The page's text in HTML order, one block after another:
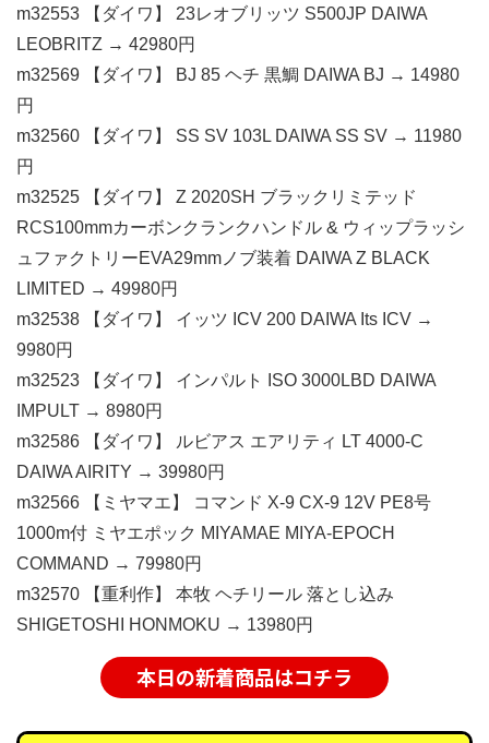
m32553 【ダイワ】 23レオブリッツ S500JP DAIWA
LEOBRITZ → 42980円
m32569 【ダイワ】 BJ 85 ヘチ 黒鯛 DAIWA BJ → 14980
円
m32560 【ダイワ】 SS SV 103L DAIWA SS SV → 11980
円
m32525 【ダイワ】 Z 2020SH ブラックリミテッド
RCS100mmカーボンクランクハンドル & ウィップラッシ
ュファクトリーEVA29mmノブ装着 DAIWA Z BLACK
LIMITED → 49980円
m32538 【ダイワ】 イッツ ICV 200 DAIWA Its ICV →
9980円
m32523 【ダイワ】 インパルト ISO 3000LBD DAIWA
IMPULT → 8980円
m32586 【ダイワ】 ルビアス エアリティ LT 4000-C
DAIWA AIRITY → 39980円
m32566 【ミヤマエ】 コマンド X-9 CX-9 12V PE8号
1000m付 ミヤエポック MIYAMAE MIYA-EPOCH
COMMAND → 79980円
m32570 【重利作】 本牧 ヘチリール 落とし込み
SHIGETOSHI HONMOKU → 13980円
本日の新着商品はコチラ